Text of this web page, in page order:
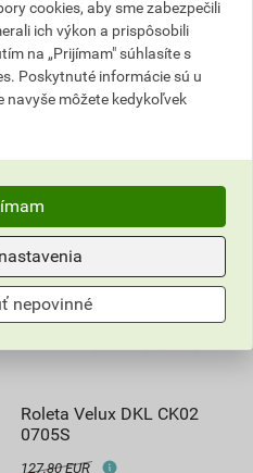
Roleta Velux DKL CK02
0705S
127,80 EUR
cookies, aby sme zabezpečili
ich výkon a prispôsobili
na „Prijímam" súhlasíte s
Poskytnuté informácie sú u
navyše môžete kedykoľvek
nepovinné